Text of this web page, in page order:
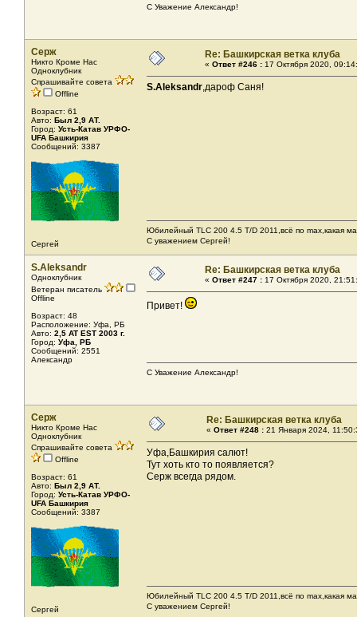
С Уважение Александр!
Серж
Никто Кроме Нас
Одноклубник
Спрашивайте совета
Offline
Возраст: 61
Авто: Был 2,9 АТ.
Город: Усть-Катав УРФО-
UFA Башкирия
Сообщений: 3387
Сергей
Re: Башкирская ветка клуба
« Ответ #246 : 17 Октября 2020,
S.Aleksandr,дароф Саня!
Юбилейный TLC 200 4.5 T/D 2011,всё по max,какая
С уважением Сергей!
S.Aleksandr
Одноклубник
Ветеран писатель
Offline
Возраст: 48
Расположение: Уфа, РБ
Авто: 2,5 AT EST 2003 г.
Город: Уфа, РБ
Сообщений: 2551
Александр
Re: Башкирская ветка клуба
« Ответ #247 : 17 Октября 2020,
Привет!
С Уважение Александр!
Серж
Никто Кроме Нас
Одноклубник
Спрашивайте совета
Offline
Возраст: 61
Авто: Был 2,9 АТ.
Город: Усть-Катав УРФО-
UFA Башкирия
Сообщений: 3387
Сергей
Re: Башкирская ветка клуба
« Ответ #248 : 21 Января 2024,
Уфа,Башкирия салют!
Тут хоть кто то появляется?
Серж всегда рядом.
Юбилейный TLC 200 4.5 T/D 2011,всё по max,какая
С уважением Сергей!